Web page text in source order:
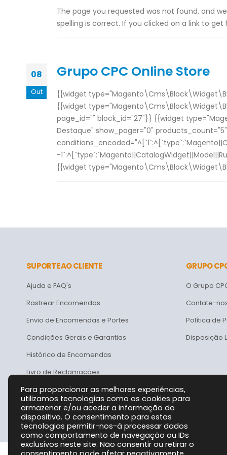
The page you requested was not found, and
spelling is correct. If you clicked on a link to
08
Out
Grupo CPC Online Store
{{widget
{{widget
page_id="" block_id="27"}} {{widget
Destaque" show_pager="0"
-
{{widget
SUPORTE AO CLIENTE
Ajuda e FAQ's
Rastrear Encomendas
Envio de Encomendas e Portes
Condições Gerais e Garantias
Histórico de Encomendas
Livro de Reclamações
GRUPO
O Grupo
Contate-
Política de
Disposição
Para proporcionar as melhores experiências,
utilizamos tecnologias como os cookies para
armazenar e/ou aceder a informação do
dispositivo. O consentimento para estas
tecnologias permitir-nos-á processar dados
como comportamento de navegação ou IDs
exclusivos neste site. Não consentir ou retirar o